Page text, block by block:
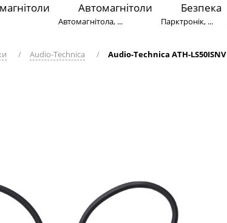
Автомагнітоли
Автомагнітола, ...
Безпека
Парктронік, ...
/ Audio-Technica / Audio-Technica ATH-LS50ISNV